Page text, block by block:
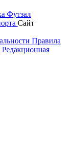
Футзал
Сайт
Правила
Редакционная